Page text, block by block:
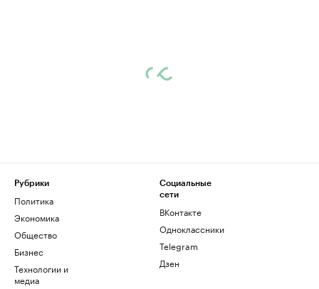
Рубрики
Политика
Экономика
Общество
Бизнес
Технологии и
медиа
Социальные
сети
ВКонтакте
Одноклассники
Telegram
Дзен